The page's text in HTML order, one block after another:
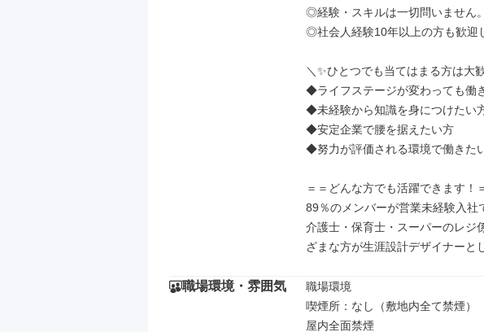
◎経験・スキルは一切問いません。
◎社会人経験10年以上の方も歓迎
＼✨ひとつでも当てはまる方は大
◆ライフステージが変わっても働
◆未経験から知識を身につけたい
◆安定企業で腰を据えたい方
◆努力が評価される環境で働きた
＝＝どんな方でも活躍できます！
89％のメンバーが営業未経験入社
介護士・保育士・スーパーのレジ
ざまな方が生涯設計デザイナーと
職場環境・雰囲気
職場環境
喫煙所：なし（敷地内全て禁煙）
屋内全面禁煙